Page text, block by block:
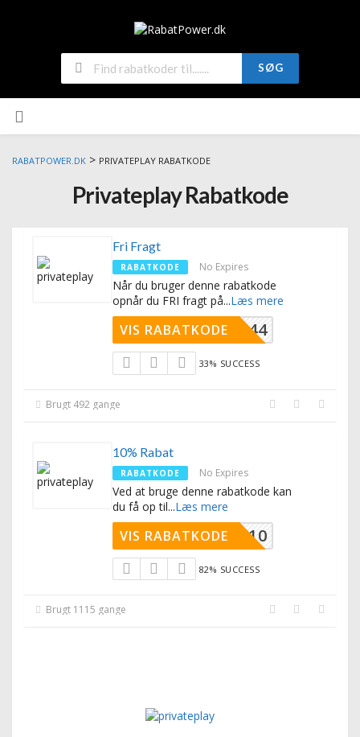
SØG
RABATPOWER.DK > PRIVATEPLAY RABATKODE
Privateplay Rabatkode
Fri Fragt
RABATKODE No Expires
Når du bruger denne rabatkode
opnår du FRI fragt på...Læs mere
FRI44
VIS RABATKODE
33% SUCCESS
Brugt 492 gange
10% Rabat
RABATKODE No Expires
Ved at bruge denne rabatkode kan
du få op til...Læs mere
OWPLAY10
VIS RABATKODE
82% SUCCESS
Brugt 1115 gange